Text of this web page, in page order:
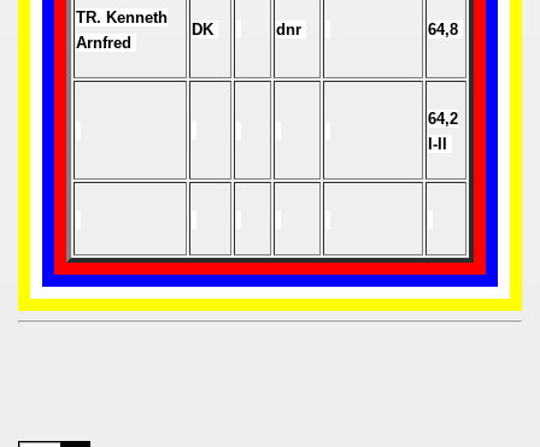
TR. Kenneth
Arnfred
DK dnr 64,8
64,2
I-II
1984